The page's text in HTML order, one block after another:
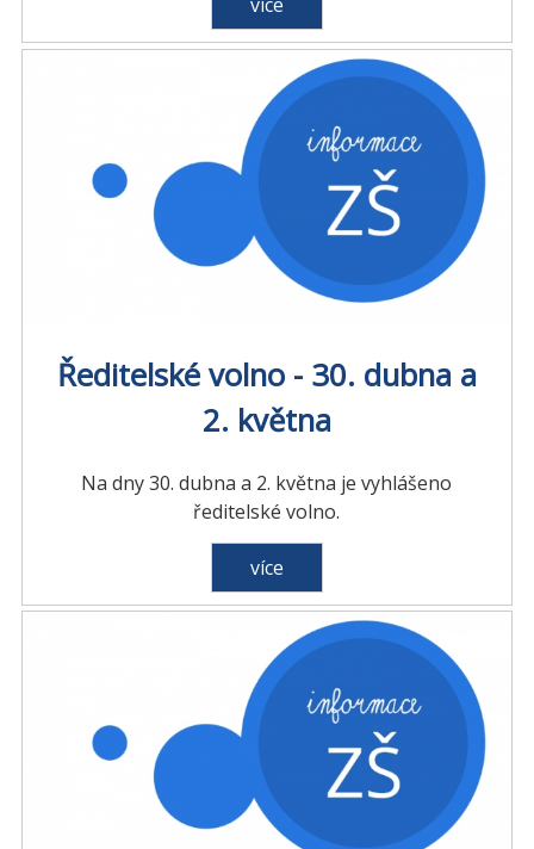
Ředitelské volno - 30. dubna a
2. května
Na dny 30. dubna a 2. května je vyhlášeno
ředitelské volno.
více